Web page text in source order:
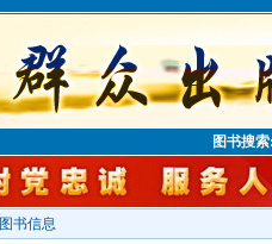
图书搜
图书信息